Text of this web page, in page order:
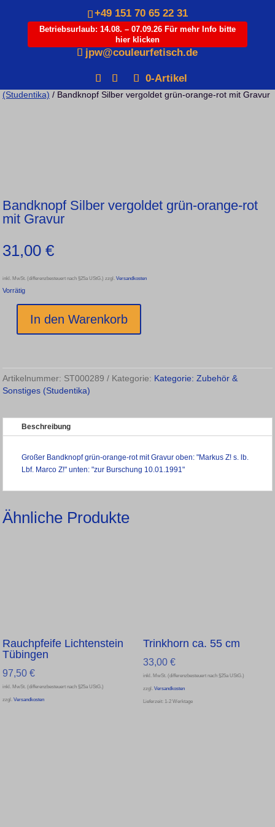
+49 151 70 65 22 31
Betriebsurlaub: 14.08. – 07.09.26 Für mehr Info bitte
hier klicken
jpw@couleurfetisch.de
0-Artikel
Products
Studentika/
Kategorie: Zubehör & Sonstiges
(Studentika) / Bandknopf Silber vergoldet grün-orange-rot mit Gravur
Bandknopf Silber vergoldet grün-orange-rot
mit Gravur
31,00 €
inkl. MwSt. (differenzbesteuert nach §25a UStG.) zzgl. Versandkosten
Vorrätig
Bandknopf
Silber
orange-
rot
Menge
In den Warenkorb
Artikelnummer: ST000289 Kategorie: Kategorie: Zubehör &
Sonstiges (Studentika)
Beschreibung
Großer Bandknopf grün-orange-rot mit Gravur oben: "Markus Z! s. lb.
Lbf. Marco Z!" unten: "zur Burschung 10.01.1991"
Ähnliche Produkte
Rauchpfeife Lichtenstein
Tübingen
97,50 €
inkl. MwSt. (differenzbesteuert nach §25a UStG.)
zzgl. Versandkosten
Trinkhorn ca. 55 cm
33,00 €
inkl. MwSt. (differenzbesteuert nach §25a UStG.)
zzgl. Versandkosten
Lieferzeit: 1-2 Werktage